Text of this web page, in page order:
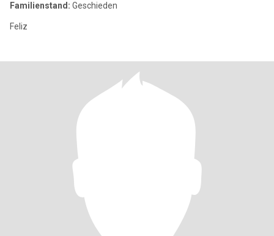
Familienstand: Geschieden
Feliz